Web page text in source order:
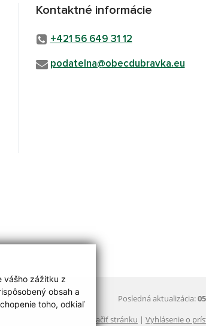
vášho zážitku z
obsah a
toho, odkiaľ
Kontaktné informácie
+421 56 649 31 12
podatelna@obecdubravka.eu
Posledná aktualizácia:
Vytlačiť stránku | Vyhlásenie o